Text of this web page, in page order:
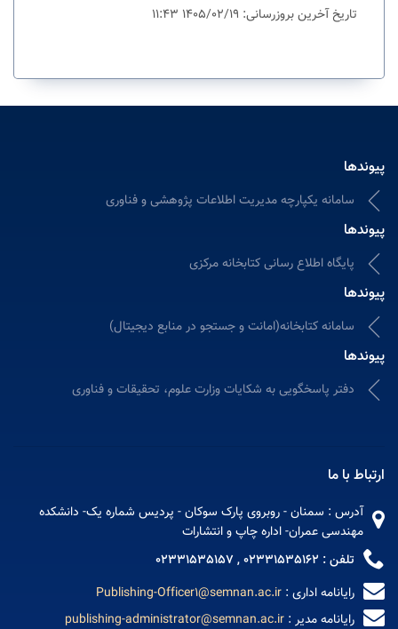
تاریخ آخرین بروزرسانی: 1405/02/19 11:43
پیوندها
سامانه یکپارچه مدیریت اطلاعات پژوهشی و فناوری
پیوندها
پایگاه اطلاع رسانی کتابخانه مرکزی
پیوندها
سامانه کتابخانه(امانت و جستجو در منابع دیجیتال)
پیوندها
دفتر پاسخگویی به شکایات وزارت علوم، تحقیقات و فناوری
ارتباط با ما
آدرس : سمنان - روبروی پارک سوکان - پردیس شماره یک- دانشکده
مهندسی عمران- اداره چاپ و انتشارات
تلفن : 02331535162 , 02331535157
رایانامه اداری : Publishing-Officer1@semnan.ac.ir
رایانامه مدیر : publishing-administrator@semnan.ac.ir